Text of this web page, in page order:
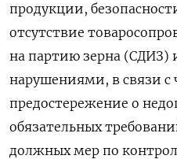
продукции,
отсутствие
на партию зерна (СДИЗ)
нарушениями, в связи с
предостережение о
обязательных
должных мер по